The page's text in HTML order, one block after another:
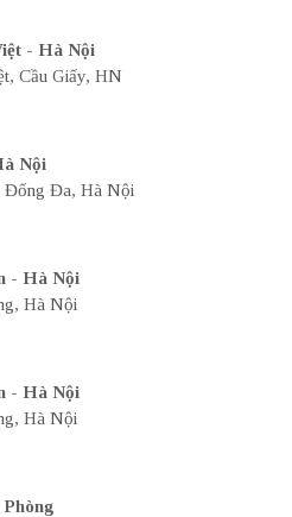
- Hà Nội
Cầu Giấy, HN
Nội
Đống Đa, Hà Nội
- Hà Nội
Hà Nội
- Hà Nội
Hà Nội